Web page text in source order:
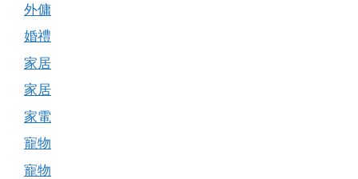
外傭
婚禮
家居
家居
家電
寵物
寵物